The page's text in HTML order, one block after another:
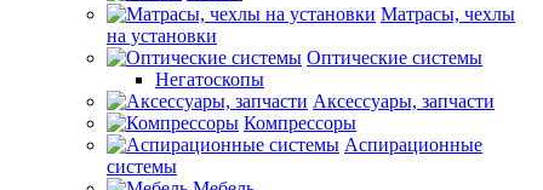
Матрасы, чехлы
на установки
Оптические системы
Негатоскопы
Аксессуары, запчасти
Компрессоры
Аспирационные
системы